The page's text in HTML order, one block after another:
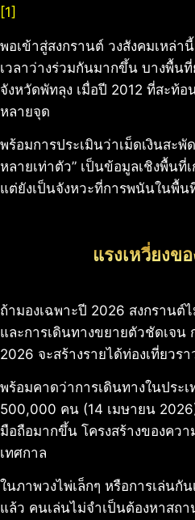
[1]
พอเข้าสู่สงกรานต์ วงสังคมเหล่
เวลาว่างร่วมกันมากขึ้น บางพื้น
จังหวัดพัทลุง เมื่อปี 2012 ที่สะท้
หลายจุด
พร้อมการประเมินว่าเม็ดเงินสะ
หลายเท่าตัว” เป็นข้อมูลเชิงพื้น
แต่ยังเป็นจังหวะที่การพนันในพื้
แรงเหวี่ยงข
ถ้ามองเฉพาะปี 2026 สงกรานต์
และการเดินทางขยายตัวชัดเจน
2026 จะสร้างรายได้ท่องเที่ยว
พร้อมคาดว่าการเดินทางในประ
500,000 คน (14 เมษายน
มือถือมากขึ้น โครงสร้างของคว
เทศกาล
ในภาพวงไพ่เล็กๆ หรือการเล่น
แล้ว คนเล่นไม่จำเป็นต้องหาสถ